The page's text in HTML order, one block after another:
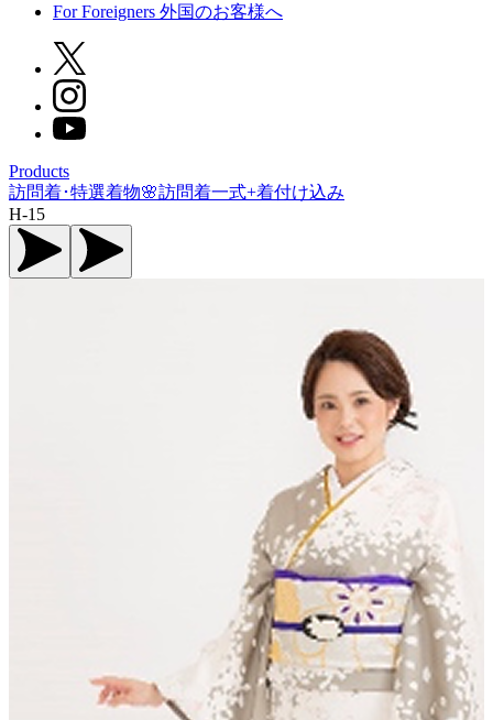
For Foreigners 外国のお客様へ
Products
訪問着･特選着物🌸訪問着一式+着付け込み
H-15